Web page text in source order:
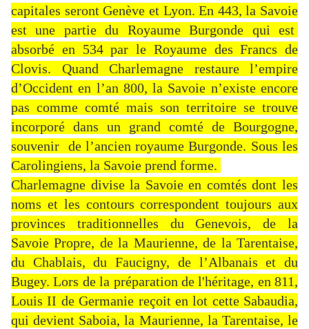
capitales seront Genève et Lyon. En 443, la Savoie
est une partie du Royaume Burgonde qui est
absorbé en 534 par le Royaume des Francs de
Clovis. Quand Charlemagne restaure l’empire
d’Occident en l’an 800, la Savoie n’existe encore
pas comme comté mais son territoire se trouve
incorporé dans un grand comté de Bourgogne,
souvenir de l’ancien royaume Burgonde. Sous les
Carolingiens, la Savoie prend forme.
Charlemagne divise la Savoie en comtés dont les
noms et les contours correspondent toujours aux
provinces traditionnelles du Genevois, de la
Savoie Propre, de la Maurienne, de la Tarentaise,
du Chablais, du Faucigny, de l’Albanais et du
Bugey. Lors de la préparation de l'héritage, en 811,
Louis II de Germanie reçoit en lot cette Sabaudia,
qui devient Saboia, la Maurienne, la Tarentaise, le